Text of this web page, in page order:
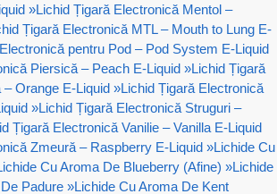
»Lichid Țigară Electronică Mentol –
Țigară Electronică MTL – Mouth to Lung E-
pentru Pod – Pod System E-Liquid
Piersică – Peach E-Liquid »Lichid Țigară
Orange E-Liquid »Lichid Țigară Electronică
»Lichid Țigară Electronică Struguri –
Țigară Electronică Vanilie – Vanilla E-Liquid
Zmeură – Raspberry E-Liquid »Lichide Cu
Cu Aroma De Blueberry (Afine) »Lichide
Padure »Lichide Cu Aroma De Kent